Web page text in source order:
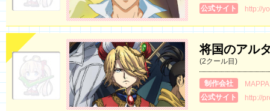
公式サイト
http://
将国のアル
(2クール目)
制作会社
MAPPA
公式サイト
http://